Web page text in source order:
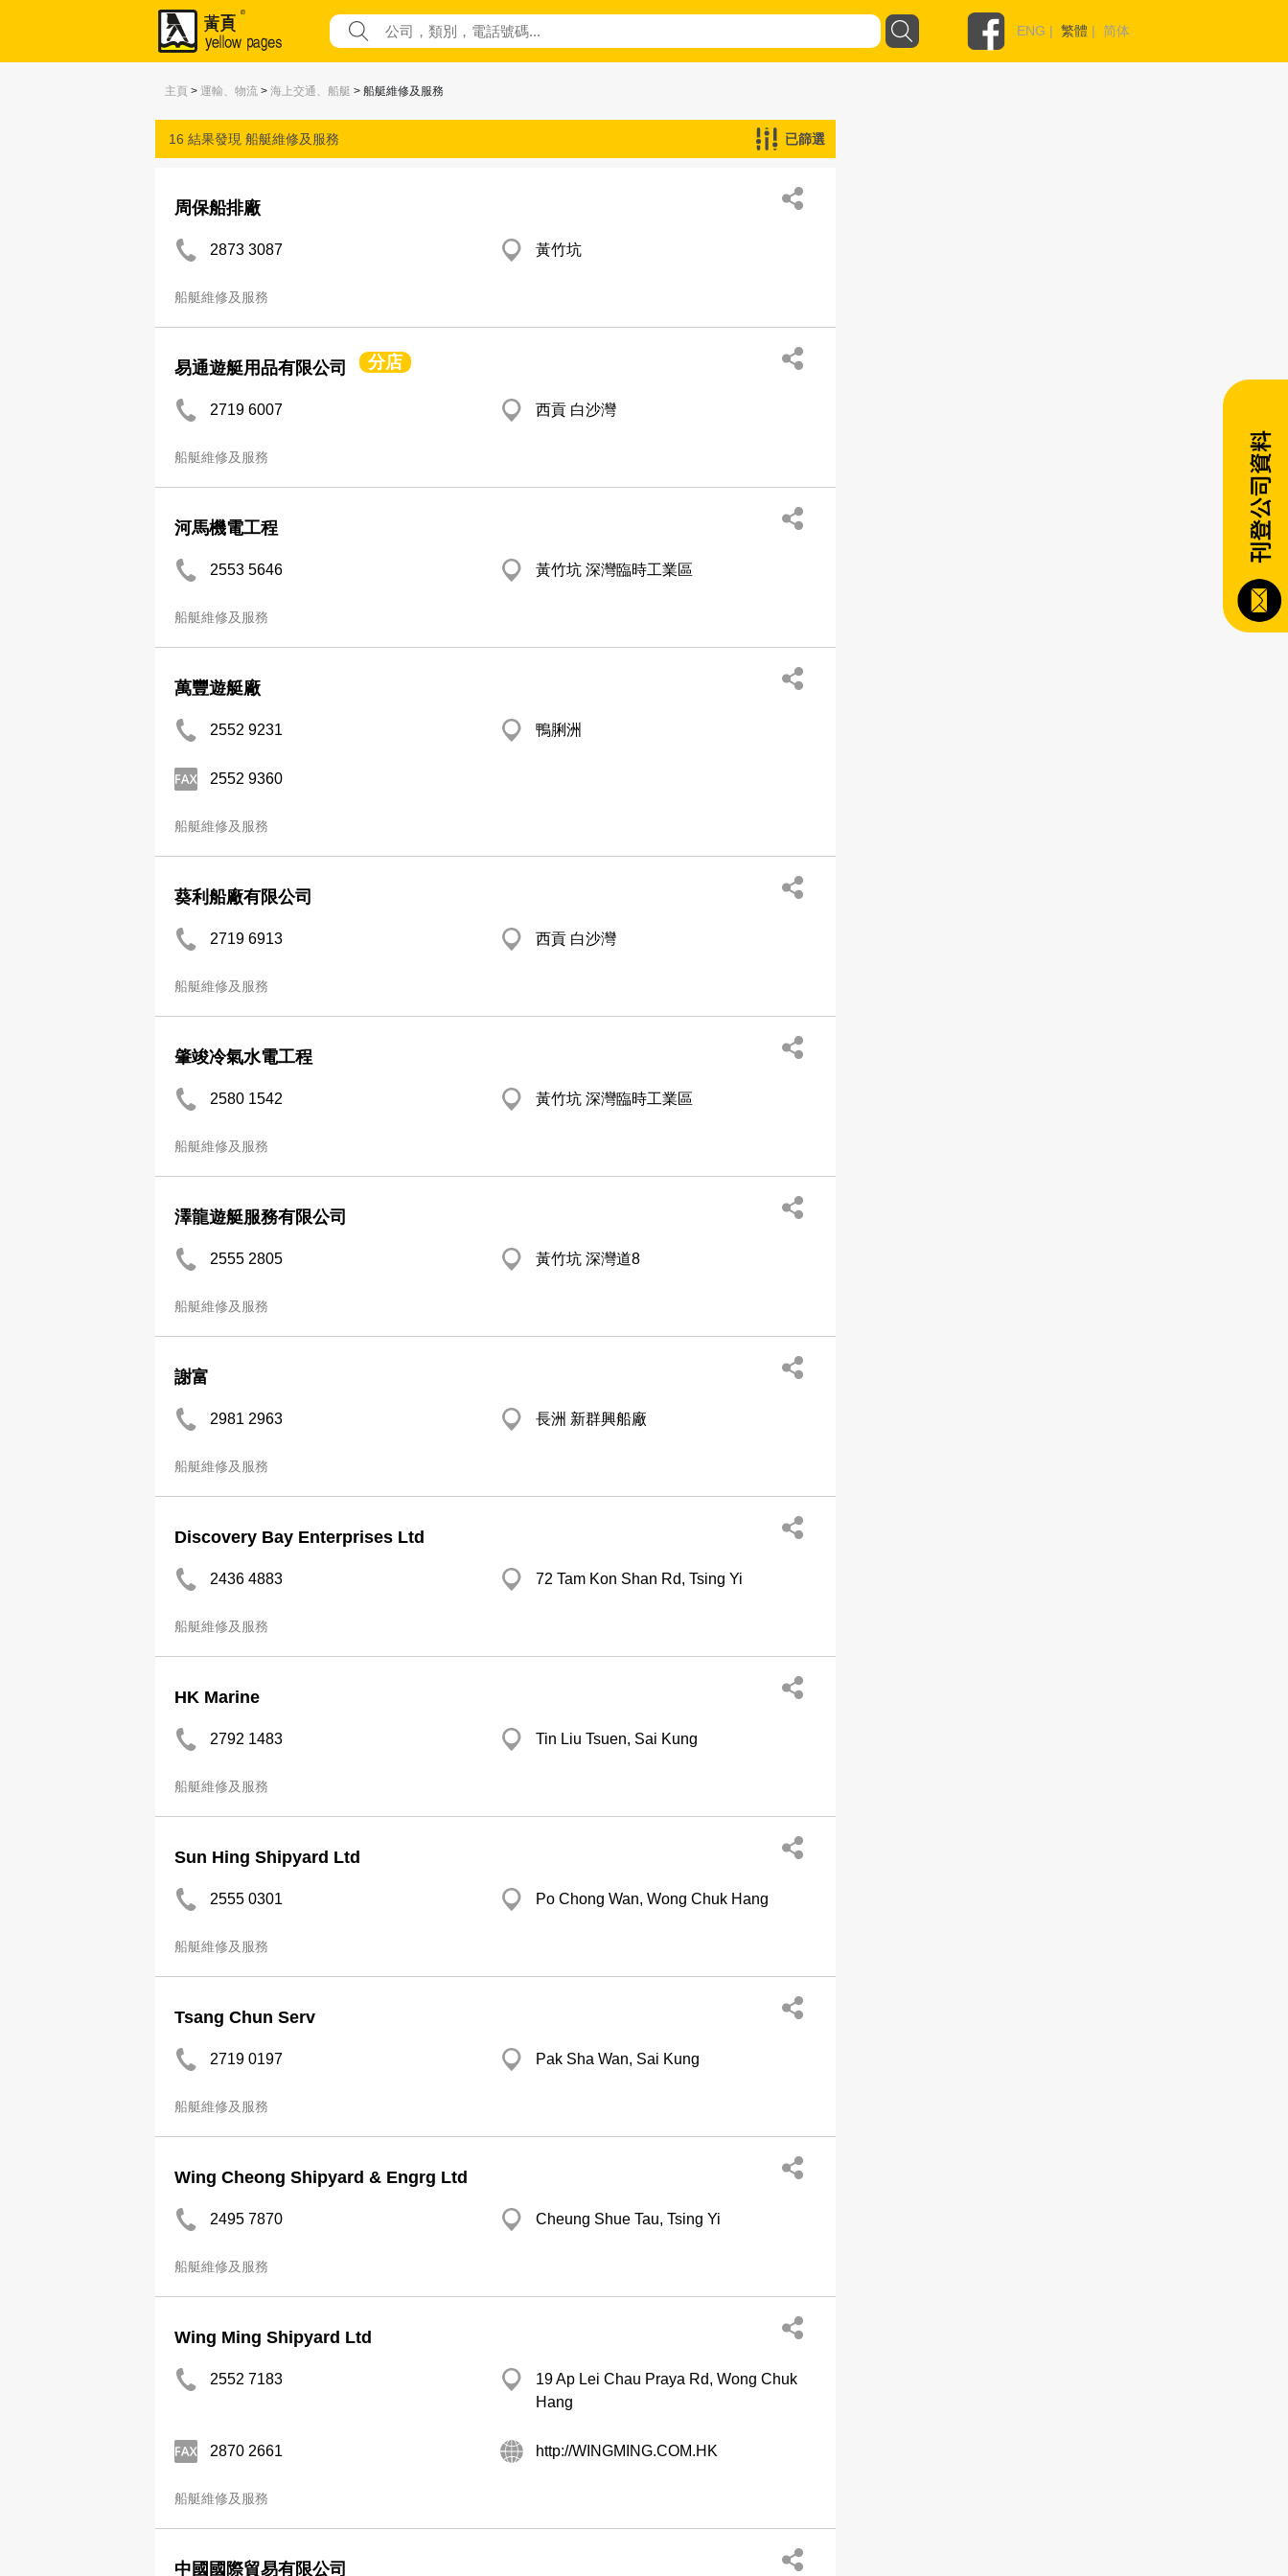
ENG | 繁體 | 简体
主頁 > 運輸、物流 > 海上交通、船艇 > 船艇維修及服務
16 結果發現 船艇維修及服務 已篩選
周保船排廠
2873 3087 黃竹坑
船艇維修及服務
易通遊艇用品有限公司 分店
2719 6007 西貢 白沙灣
船艇維修及服務
河馬機電工程
2553 5646 黃竹坑 深灣臨時工業區
船艇維修及服務
萬豐遊艇廠
2552 9231 鴨脷洲
2552 9360
船艇維修及服務
葵利船廠有限公司
2719 6913 西貢 白沙灣
船艇維修及服務
肇竣冷氣水電工程
2580 1542 黃竹坑 深灣臨時工業區
船艇維修及服務
澤龍遊艇服務有限公司
2555 2805 黃竹坑 深灣道8
船艇維修及服務
謝富
2981 2963 長洲 新群興船廠
船艇維修及服務
Discovery Bay Enterprises Ltd
2436 4883 72 Tam Kon Shan Rd, Tsing Yi
船艇維修及服務
HK Marine
2792 1483 Tin Liu Tsuen, Sai Kung
船艇維修及服務
Sun Hing Shipyard Ltd
2555 0301 Po Chong Wan, Wong Chuk Hang
船艇維修及服務
Tsang Chun Serv
2719 0197 Pak Sha Wan, Sai Kung
船艇維修及服務
Wing Cheong Shipyard & Engrg Ltd
2495 7870 Cheung Shue Tau, Tsing Yi
船艇維修及服務
Wing Ming Shipyard Ltd
2552 7183
19 Ap Lei Chau Praya Rd, Wong Chuk
Hang
2870 2661 http://WINGMING.COM.HK
船艇維修及服務
中國國際貿易有限公司